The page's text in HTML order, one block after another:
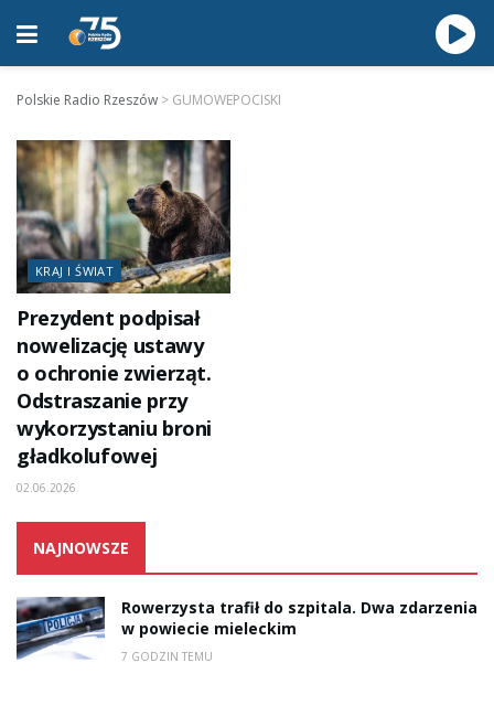
Polskie Radio Rzeszów > GUMOWEPOCISKI
KRAJ I ŚWIAT
Prezydent podpisał
nowelizację ustawy
o ochronie zwierząt.
Odstraszanie przy
wykorzystaniu broni
gładkolufowej
02.06.2026
NAJNOWSZE
Rowerzysta trafił do szpitala. Dwa zdarzenia
w powiecie mieleckim
7 GODZIN TEMU